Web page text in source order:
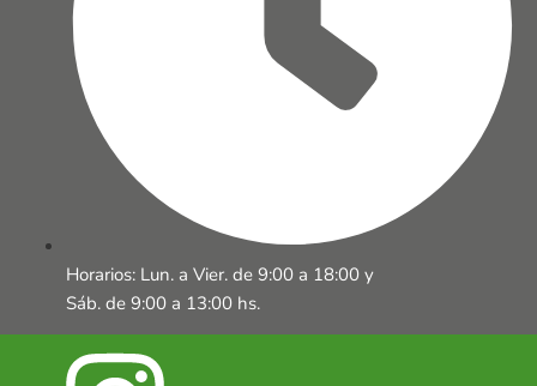
Horarios: Lun. a Vier. de 9:00 a 18:00 y
Sáb. de 9:00 a 13:00 hs.